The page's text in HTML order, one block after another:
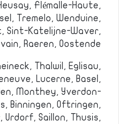
Flémalle-Haute,
Tremelo, Wenduine,
Sint-Katelijne-Waver,
Raeren, Oostende.
Thalwil, Eglisau,
Lucerne, Basel,
Monthey, Yverdon-
Binningen, Oftringen,
Urdorf, Saillon, Thusis,